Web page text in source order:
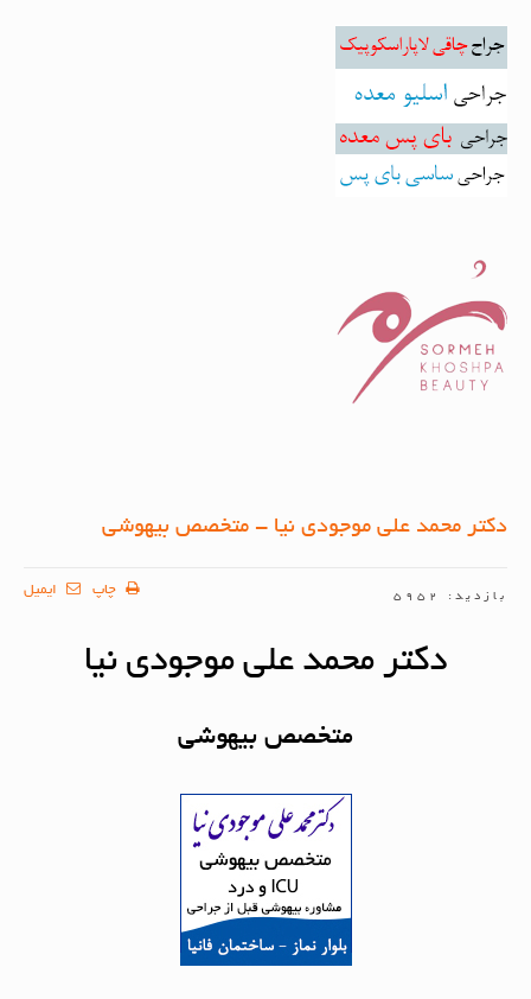
دکتر محمد علی موجودی نیا - متخصص بیهوشی
ایمیل چاپ بازدید: 5952
دکتر محمد علی موجودی نیا
متخصص بیهوشی